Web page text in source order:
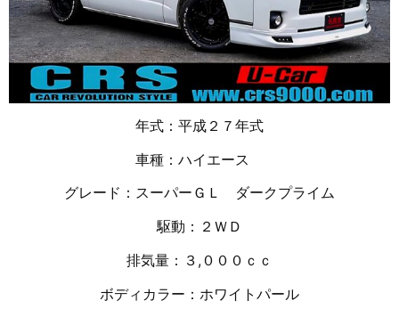
年式：平成２７年式
車種：ハイエース
グレード：スーパーＧＬ ダークプライム
駆動：２ＷＤ
排気量：３,０００ｃｃ
ボディカラー：ホワイトパール